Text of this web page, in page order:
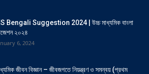
Bengali Suggestion 2024 | উচ্চ মাধ্যমিক বাংলা
২০২৪
6, 2024
জীবন বিজ্ঞান – জীবজগতে নিয়ন্ত্রণ ও সমন্বয় (প্রথম